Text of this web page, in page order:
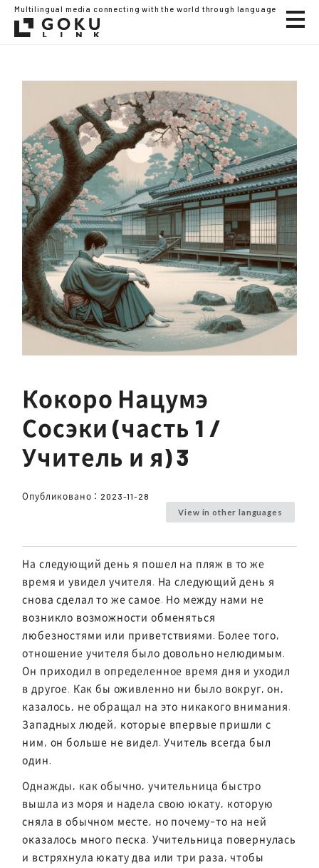
Multilingual media connecting with the world through language
Кокоро Нацумэ
Сосэки (часть 1 /
Учитель и я) 3
Опубликовано： 2023-11-28
View in other languages
На следующий день я пошел на пляж в то же
время и увидел учителя. На следующий день я
снова сделал то же самое. Но между нами не
возникло возможности обменяться
любезностями или приветствиями. Более того,
отношение учителя было довольно нелюдимым.
Он приходил в определенное время дня и уходил
в другое. Как бы оживленно ни было вокруг, он,
казалось, не обращал на это никакого внимания.
Западных людей, которые впервые пришли с
ним, он больше не видел. Учитель всегда был
один.
Однажды, как обычно, учительница быстро
вышла из моря и надела свою юкату, которую
сняла в обычном месте, но почему-то на ней
оказалось много песка. Учительница повернулась
и встряхнула юкату два или три раза, чтобы